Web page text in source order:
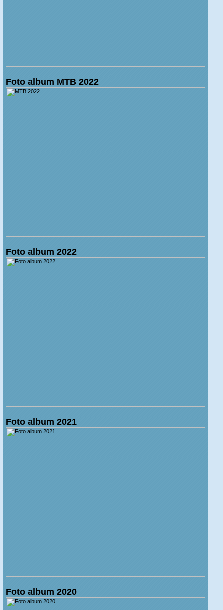
Foto album MTB 2022
Foto album 2022
Foto album 2021
Foto album 2020